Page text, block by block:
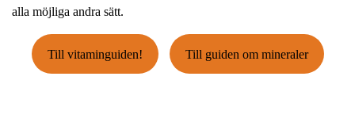
alla möjliga andra sätt.
Till vitaminguiden! Till guiden om mineraler